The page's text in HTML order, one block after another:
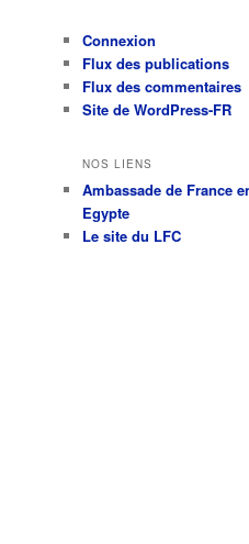
Connexion
Flux des publications
Flux des commentaires
Site de WordPress-FR
NOS LIENS
Ambassade de France
Egypte
Le site du LFC